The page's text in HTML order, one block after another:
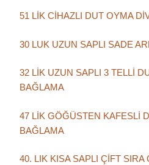
51 LİK CİHAZLI DUT OYMA
30 LUK UZUN SAPLI SADE
32 LİK UZUN SAPLI 3 TELLİ
BAĞLAMA
47 LİK GÖĞÜSTEN KAFESLİ
BAĞLAMA
40. LIK KISA SAPLI ÇİFT